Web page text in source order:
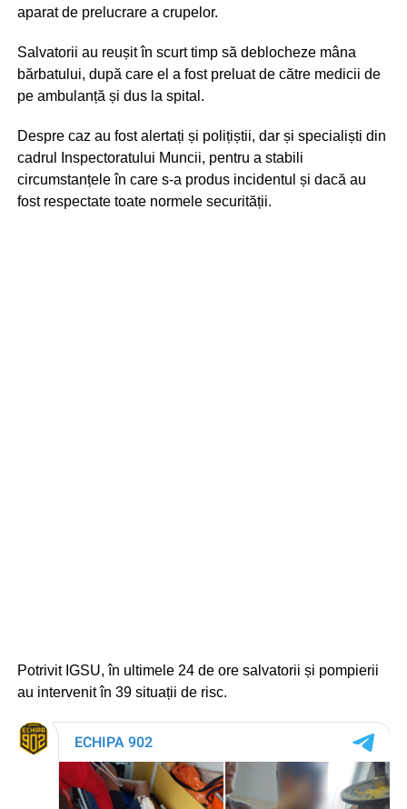
aparat de prelucrare a crupelor.
Salvatorii au reușit în scurt timp să deblocheze mâna
bărbatului, după care el a fost preluat de către medicii de
pe ambulanță și dus la spital.
Despre caz au fost alertați și polițiștii, dar și specialiști din
cadrul Inspectoratului Muncii, pentru a stabili
circumstanțele în care s-a produs incidentul și dacă au
fost respectate toate normele securității.
Potrivit IGSU, în ultimele 24 de ore salvatorii și pompierii
au intervenit în 39 situații de risc.